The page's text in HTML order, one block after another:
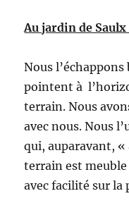
Au jardin de Saulx
Nous
pointent à
terrain. Nous
avec nous. Nous
qui, auparavant,
terrain est
avec facilité sur la